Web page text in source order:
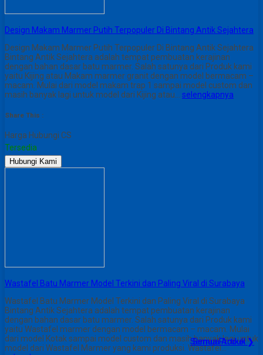
Semua Produk ❯
Design Makam Marmer Putih Terpopuler Di Bintang Antik Sejahtera
Design Makam Marmer Putih Terpopuler Di Bintang Antik Sejahtera
Bintang Antik Sejahtera adalah tempat pembuatan kerajinan
dengan bahan dasar batu marmer. Salah satunya dari Produk kami
yaitu Kijing atau Makam marmer granit dengan model bermacam –
macam. Mulai dari model makam trap 1 sampai model custom dan
masih banyak lagi untuk model dari Kijing atau… selengkapnya
Share This :
Harga Hubungi CS
Tersedia
Hubungi Kami
Wastafel Batu Marmer Model Terkini dan Paling Viral di Surabaya
Wastafel Batu Marmer Model Terkini dan Paling Viral di Surabaya
Bintang Antik Sejahtera adalah tempat pembuatan kerajinan
dengan bahan dasar batu marmer. Salah satunya dari Produk kami
yaitu Wastafel marmer dengan model bermacam – macam. Mulai
dari model Kotak sampai model custom dan masih banyak lagi untuk
model dari Wastafel Marmer yang kami produksi. Wastafel…
Semua Artikel ❯